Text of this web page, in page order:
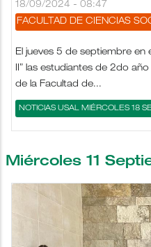
18/09/2024 - 08:47
FACULTAD DE CIENCIAS
El jueves 5 de septiembre en
II” las estudiantes de 2do
de la Facultad de...
NOTICIAS USAL MIÉRCOLES 18
Miércoles 11